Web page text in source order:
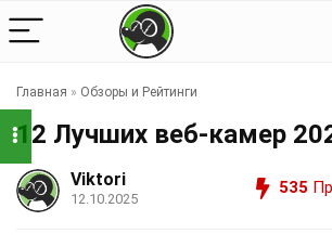
Главная » Обзоры и Рейтинги
12 Лучших веб-камер
Viktori
12.10.2025
535